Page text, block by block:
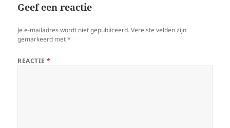
Geef een reactie
Je e-mailadres wordt niet gepubliceerd. Vereiste velden zijn
gemarkeerd met*
REACTIE*